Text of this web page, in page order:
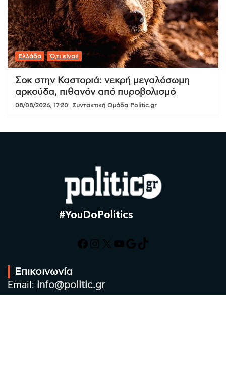
Ελλάδα Ό,τι είναι!
Σοκ στην Καστοριά: νεκρή μεγαλόσωμη
αρκούδα, πιθανόν από πυροβολισμό
08/08/2026, 17:20 Συντακτική Ομάδα Politic.gr
#YouDoPolitics
Facebook
Instagram
X YouTube
Google
TikTok
Επικοινωνία
Email: info@politic.gr
Τηλ: